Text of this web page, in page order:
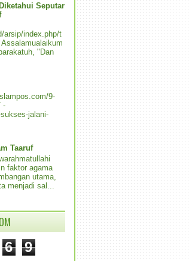
Seputar
arsip/index.php/t
"Dan
9-
-
jalani-
Taaruf
faktor agama
utama,
menjadi sal...
6 9